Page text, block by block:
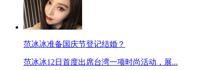
范冰冰准备国庆节登记结婚？
范冰冰12日首度出席台湾一项时尚活动，展...